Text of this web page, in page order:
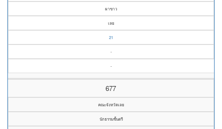
ผาขาว
เลย
21
-
-
677
คณะจังหวัดเลย
นักธรรมชั้นตรี